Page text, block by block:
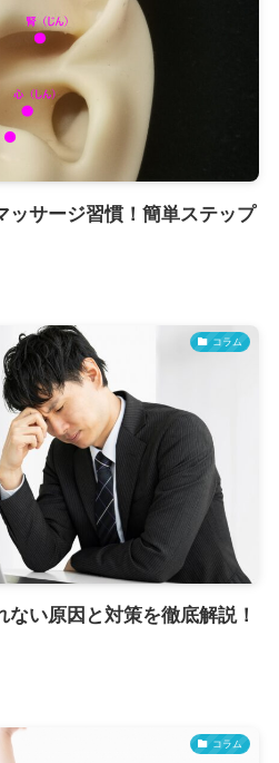
ッサージ習慣！簡単ステップ
コラム
ない原因と対策を徹底解説！
コラム